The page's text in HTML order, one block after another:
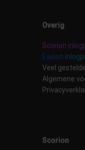
Overig
Scorion
Easion
Veel
Algemene
Scorion